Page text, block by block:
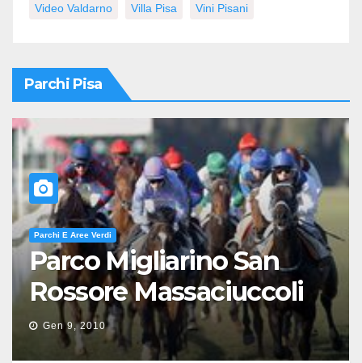
Video Valdarno Villa Pisa Vini Pisani
Parchi Pisa
Parchi E Aree Verdi
Parco Migliarino San
Rossore Massaciuccoli
Gen 9, 2010